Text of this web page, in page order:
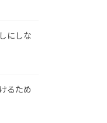
にしな
るため